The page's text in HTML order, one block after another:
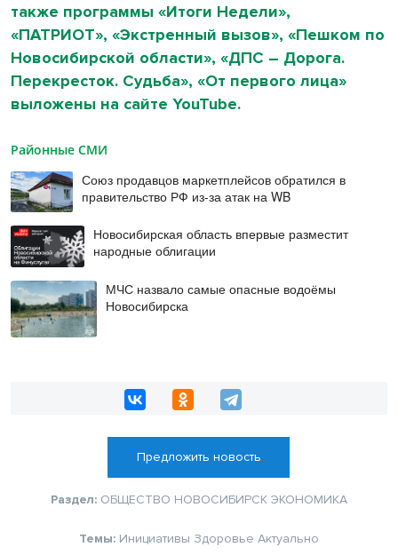
также программы «Итоги Недели»,
«ПАТРИОТ», «Экстренный вызов», «Пешком по
Новосибирской области», «ДПС – Дорога.
Перекресток. Судьба», «От первого лица»
выложены на сайте YouTube.
Районные СМИ
Союз продавцов маркетплейсов обратился в
правительство РФ из-за атак на WB
Новосибирская область впервые разместит
народные облигации
МЧС назвало самые опасные водоёмы
Новосибирска
Предложить новость
Раздел: ОБЩЕСТВО НОВОСИБИРСК ЭКОНОМИКА
Темы: Инициативы Здоровье Актуально